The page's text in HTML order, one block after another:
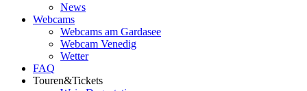
News
Webcams
Webcams am Gardasee
Webcam Venedig
Wetter
FAQ
Touren&Tickets